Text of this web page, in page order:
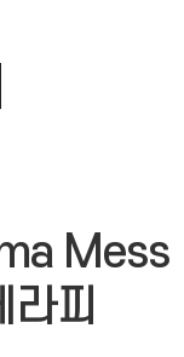
Mess
피